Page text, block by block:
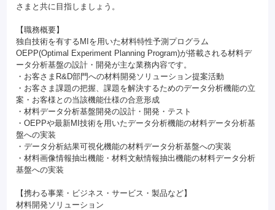
さまと共に目指しましょう。
【職務概要】
独自技術を有するMIを用いた材料特性予測プログラム
OEPP(Optimal Experiment Planning Program)が搭載される材料デ
ータ分析基盤の設計・開発が主な業務内容です。
・お客さまR&D部門への材料開発ソリューション提案活動
・お客さま課題の把握、課題を解決するためのデータ分析機能の立
案・お客様との当該機能仕様の合意形成
・材料データ分析基盤開発の設計・開発・テスト
・OEPPや最新MI技術を用いたデータ分析機能の材料データ分析基
盤への実装
・データ分析結果可視化機能の材料データ分析基盤への実装
・材料画像情報抽出機能・材料文献情報抽出機能の材料データ分析
基盤への実装
【携わる事業・ビジネス・サービス・製品など】
材料開発ソリューション